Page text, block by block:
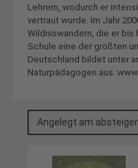
Lehrern, wodurch er
vertraut wurde. Im Jahr
Wildniswandern, die er
Schule eine der größten
Deutschland bildet unter
Naturpädagogen aus.
Angelegt am